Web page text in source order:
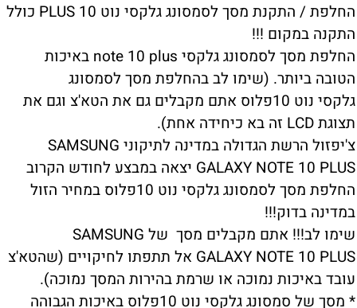
החלפת / התקנת מסך לסמסונג גלקסי נוט 10 PLUS כולל
התקנה במקום !!!
החלפת מסך לסמסונג גלקסי note 10 plus באיכות
הטובה ביותר. (שימו לב בהחלפת מסך לסמסונג
גלקסי נוט 10פלוס אתם מקבלים גם את הטא'צ וגם את
תצוגת LCD זה בא כיחידה אחת).
צ'יפזול הרשת הגדולה במדינה לתיקוני SAMSUNG
GALAXY NOTE 10 PLUS יצאה במבצע לחודש הקרוב
החלפת מסך לסמסונג גלקסי נוט 10פלוס במחיר הזול
במדינה בדוק!!!
שימו לב!!! אתם מקבלים מסך של SAMSUNG
GALAXY NOTE 10 PLUS אל תתפתו לחיקויים (שהטא'צ
עובד באיכות נמוכה או שרמת בהירות המסך נמוכה).
* מסך של סמסונג גלקסי נוט 10פלוס באיכות הגבוהה